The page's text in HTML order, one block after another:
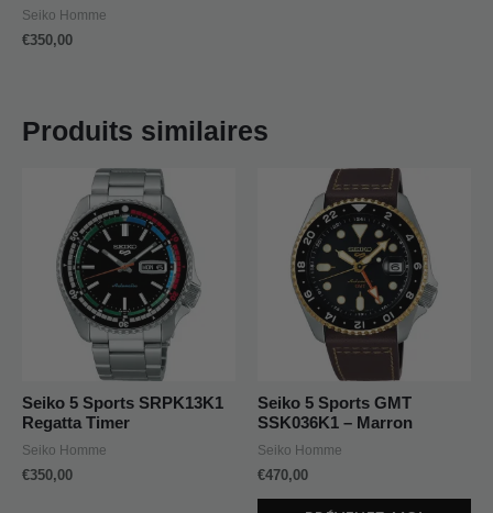
Seiko Homme
€350,00
Produits similaires
Seiko 5 Sports SRPK13K1
Regatta Timer
Seiko Homme
€350,00
Seiko 5 Sports GMT
SSK036K1 – Marron
Seiko Homme
€470,00